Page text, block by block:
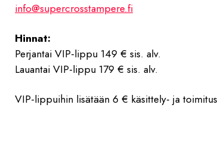
info@supercrosstampere.fi
Hinnat:
Perjantai VIP-lippu 149 € sis. alv.
Lauantai VIP-lippu 179 € sis. alv.
VIP-lippuihin lisätään 6 € käsittely- ja